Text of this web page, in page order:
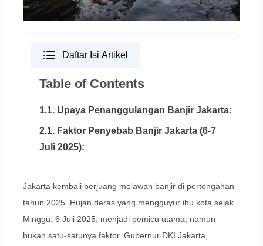
Daftar Isi Artikel
Table of Contents
1.1. Upaya Penanggulangan Banjir Jakarta:
2.1. Faktor Penyebab Banjir Jakarta (6-7
Juli 2025):
Jakarta kembali berjuang melawan banjir di pertengahan
tahun 2025. Hujan deras yang mengguyur ibu kota sejak
Minggu, 6 Juli 2025, menjadi pemicu utama, namun
bukan satu-satunya faktor. Gubernur DKI Jakarta,